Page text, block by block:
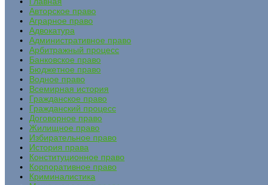
Авторское право
Аграрное право
Адвокатура
Административное право
Арбитражный процесс
Банковское право
Бюджетное право
Водное право
Всемирная история
Гражданское право
Гражданский процесс
Договорное право
Жилищное право
Избирательное право
История права
Конституционное право
Корпоративное право
Криминалистика